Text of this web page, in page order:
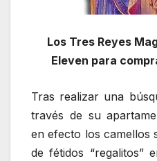
Los Tres Reyes
Eleven para
Tras realizar una
través de su
en efecto los camellos
de fétidos “regalitos”